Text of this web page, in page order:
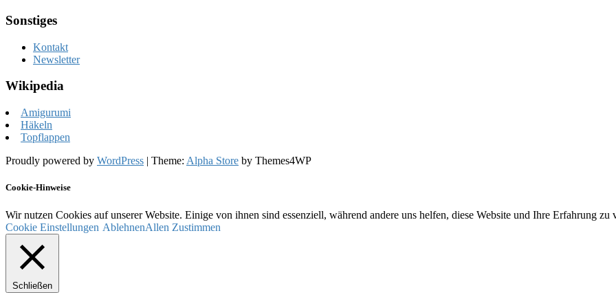
Sonstiges
Kontakt
Newsletter
Wikipedia
Amigurumi
Häkeln
Topflappen
Proudly powered by WordPress | Theme: Alpha Store by Themes4WP
Cookie-Hinweise
Wir nutzen Cookies auf unserer Website. Einige von ihnen sind essenziell, während andere uns helfen, diese Website und Ihre Erfahrung zu
Cookie Einstellungen AblehnenAllen Zustimmen
Schließen